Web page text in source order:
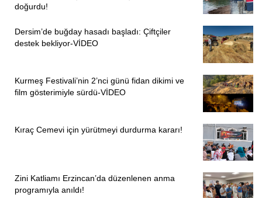
doğurdu!
Dersim’de buğday hasadı başladı: Çiftçiler
destek bekliyor-VİDEO
Kurmeş Festivali’nin 2’nci günü fidan dikimi ve
film gösterimiyle sürdü-VİDEO
Kıraç Cemevi için yürütmeyi durdurma kararı!
Zini Katliamı Erzincan’da düzenlenen anma
programıyla anıldı!